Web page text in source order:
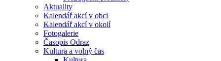
Aktuality
Kalendář akcí v obci
Kalendář akcí v okolí
Fotogalerie
Časopis Odraz
Kultura a volný čas